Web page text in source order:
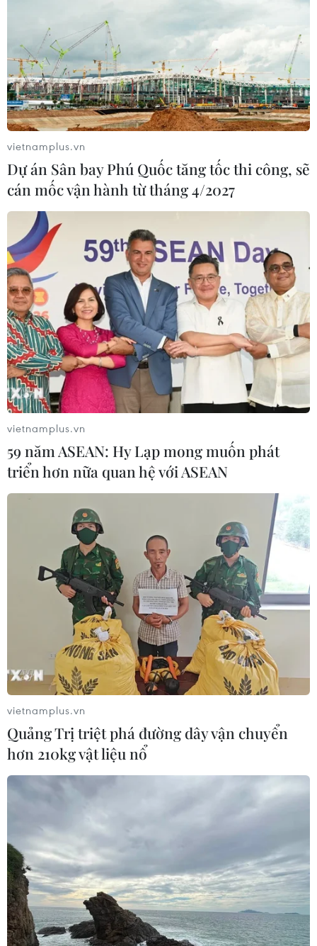
vietnamplus.vn
Dự án Sân bay Phú Quốc tăng tốc thi công, sẽ
cán mốc vận hành từ tháng 4/2027
vietnamplus.vn
59 năm ASEAN: Hy Lạp mong muốn phát
triển hơn nữa quan hệ với ASEAN
vietnamplus.vn
Quảng Trị triệt phá đường dây vận chuyển
hơn 210kg vật liệu nổ